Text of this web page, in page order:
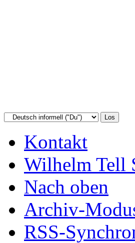
Kontakt
Wilhelm Tell
Nach oben
Archiv-
RSS-